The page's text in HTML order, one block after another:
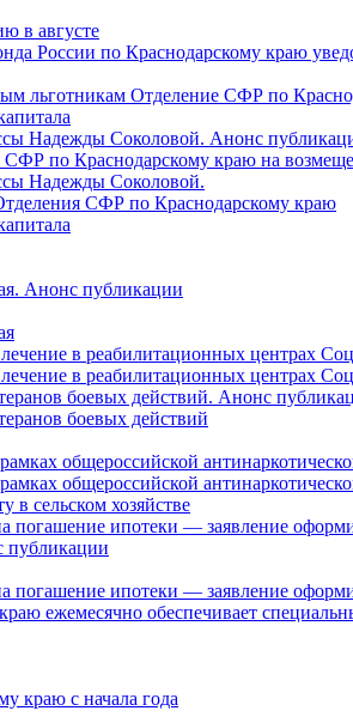
в августе
России по Краснодарскому краю
льготникам Отделение СФР по
Надежды Соколовой. Анонс
СФР по Краснодарскому краю на
Надежды Соколовой.
СФР по Краснодарскому краю
Анонс публикации
в реабилитационных центрах
в реабилитационных центрах
боевых действий. Анонс
боевых действий
общероссийской
общероссийской
сельском хозяйстве
погашение ипотеки — заявление
публикации
погашение ипотеки — заявление
ежемесячно обеспечивает
краю с начала года